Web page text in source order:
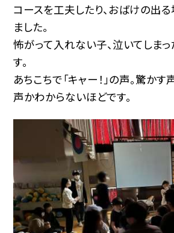
コースを工夫したり、おばけの出
ました。
怖がって入れない子、泣いてしま
す。
あちこちで「キャー！」の声。驚か
声かわからないほどです。